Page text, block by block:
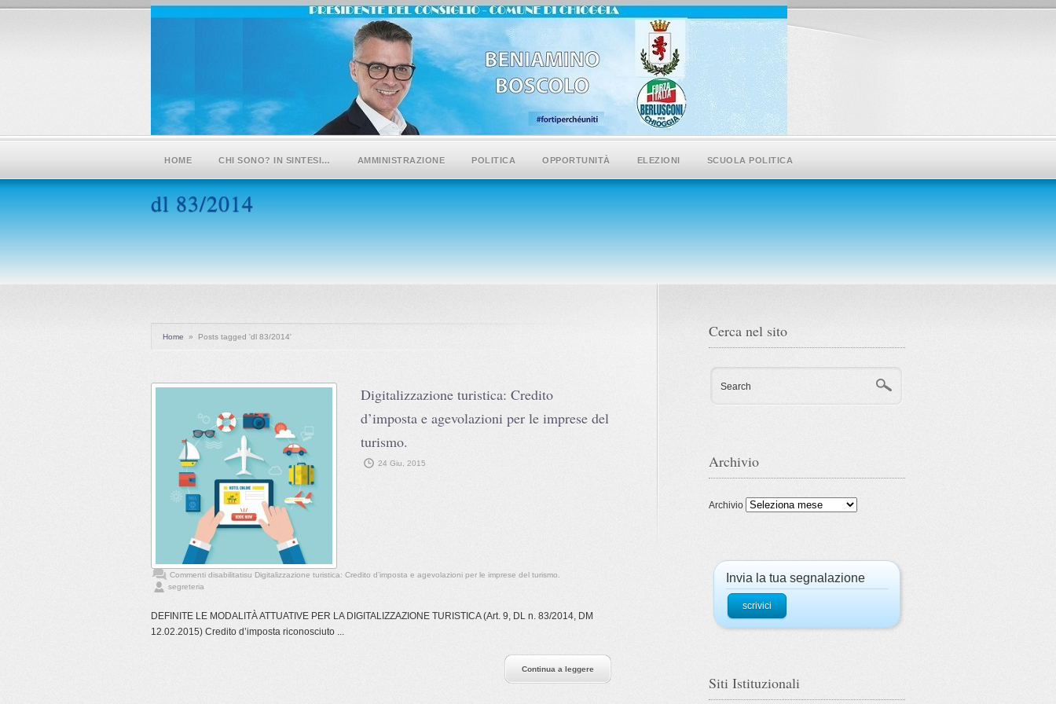
HOME CHI SONO? IN SINTESI… AMMINISTRAZIONE POLITICA OPPORTUNITÀ ELEZIONI SCUOLA POLITICA
dl 83/2014
Home » Posts tagged 'dl 83/2014'
Digitalizzazione turistica: Credito
d’imposta e agevolazioni per le imprese del
turismo.
24 Giu, 2015
Commenti disabilitatisu Digitalizzazione turistica: Credito d’imposta e agevolazioni per le imprese del turismo.
segreteria
DEFINITE LE MODALITÀ ATTUATIVE PER LA DIGITALIZZAZIONE TURISTICA (Art. 9, DL n. 83/2014, DM
12.02.2015) Credito d’imposta riconosciuto ...
Continua a leggere
Cerca nel sito
Search
Archivio
Archivio
Invia la tua segnalazione
scrivici
Siti Istituzionali